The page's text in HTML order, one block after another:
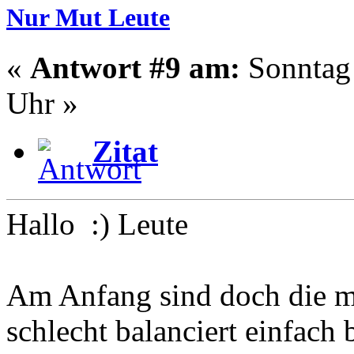
Nur Mut Leute
« Antwort #9 am:
Uhr »
Zitat
Hallo :) Leute
Am Anfang sind doch die
schlecht balanciert einfach